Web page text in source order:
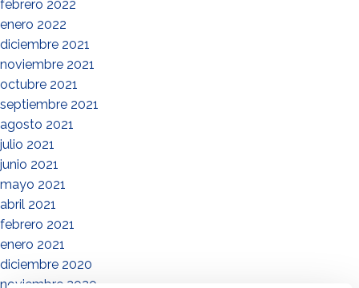
febrero 2022
enero 2022
diciembre 2021
noviembre 2021
octubre 2021
septiembre 2021
agosto 2021
julio 2021
junio 2021
mayo 2021
abril 2021
febrero 2021
enero 2021
diciembre 2020
noviembre 2020